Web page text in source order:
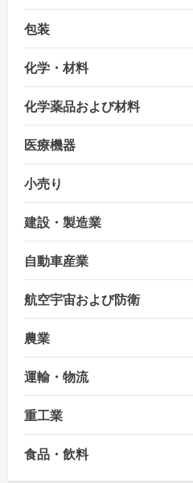
包装
化学・材料
化学薬品および材料
医療機器
小売り
建設・製造業
自動車産業
航空宇宙および防衛
農業
運輸・物流
重工業
食品・飲料